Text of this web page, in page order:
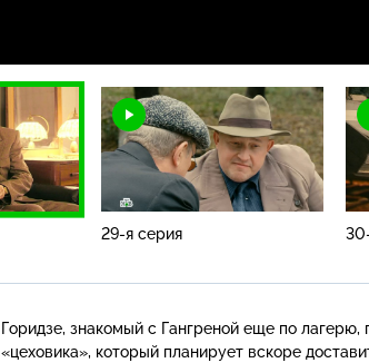
29-я серия
Горидзе, знакомый с Гангреной еще по
«цеховика», который планирует вскоре